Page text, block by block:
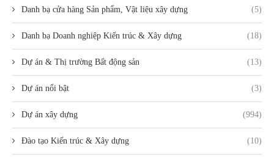
Danh bạ cửa hàng Sản phẩm, Vật liệu xây dựng (5)
Danh bạ Doanh nghiệp Kiến trúc & Xây dựng (18)
Dự án & Thị trường Bất động sản (13)
Dự án nổi bật (3)
Dự án xây dựng (994)
Đào tạo Kiến trúc & Xây dựng (10)